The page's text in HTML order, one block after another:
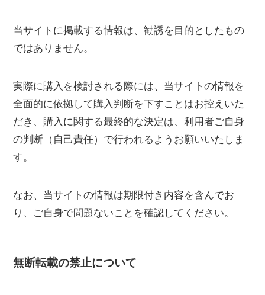
当サイトに掲載する情報は、勧誘を目的としたもの
ではありません。
実際に購入を検討される際には、当サイトの情報を
全面的に依拠して購入判断を下すことはお控えいた
だき、購入に関する最終的な決定は、利用者ご自身
の判断（自己責任）で行われるようお願いいたしま
す。
なお、当サイトの情報は期限付き内容を含んでお
り、ご自身で問題ないことを確認してください。
無断転載の禁止について